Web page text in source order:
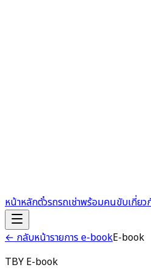
หน้าหลักตั๋วรถรถเช่าพร้อมคนขับเกี่ยว
← กลับหน้ารายการ e-bookE-book
TBY E-book